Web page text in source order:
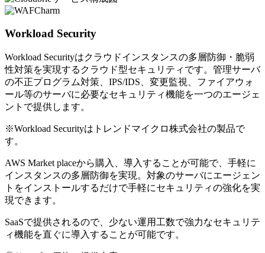
Workload Security
Workload Securityはクラウドインスタンスの多層防御・脆弱
性対策を実現するクラウド型セキュリティです。管理サーバ
の不正プログラム対策、IPS/IDS、変更監視、ファイアウォ
ール等のサーバに必要なセキュリティ機能を一つのエージェ
ントで提供します。
※Workload Securityはトレンドマイクロ株式会社の製品で
す。
AWS Market placeから購入、導入することが可能で、手軽に
インスタンスの多層防御を実現。対象のサーバにエージェン
トをインストールするだけで手軽にセキュリティの強化を実
現できます。
SaaSで提供されるので、少ない運用工数で強力なセキュリテ
ィ機能を直ぐに導入することが可能です。